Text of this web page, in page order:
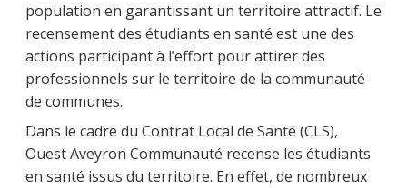
population en garantissant un territoire attractif. Le
recensement des étudiants en santé est une des
actions participant à l’effort pour attirer des
professionnels sur le territoire de la communauté
de communes.
Dans le cadre du Contrat Local de Santé (CLS),
Ouest Aveyron Communauté recense les étudiants
en santé issus du territoire. En effet, de nombreux